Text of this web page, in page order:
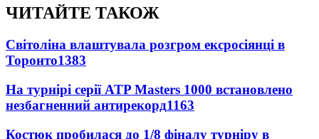
ЧИТАЙТЕ ТАКОЖ
Світоліна влаштувала розгром ексросіянці в
Торонто1383
На турнірі серії ATP Masters 1000 встановлено
незбагненний антирекорд1163
Костюк пробилася до 1/8 фіналу турніру в